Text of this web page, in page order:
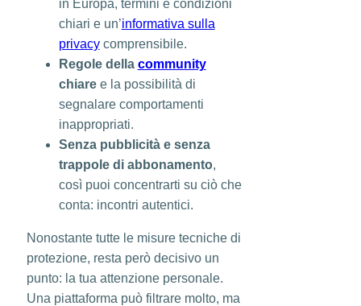
in Europa, termini e condizioni
chiari e un’informativa sulla
privacycomprensibile.
Regole della community
chiaree la possibilità di
segnalare comportamenti
inappropriati.
Senza pubblicità e senza
trappole di abbonamento,
così puoi concentrarti su ciò che
conta: incontri autentici.
Nonostante tutte le misure tecniche di
protezione, resta però decisivo un
punto: la tua attenzione personale.
Una piattaforma può filtrare molto, ma